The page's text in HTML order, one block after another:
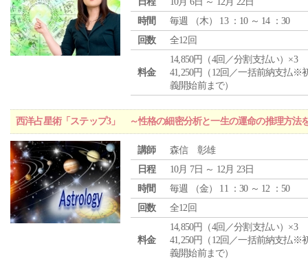
時間
毎週 （木） 13 ：10 ～ 14 ：30
回数
全12回
料金
14,850円（4回／分割支払い）×3
41,250円（12回／一括前納支払※
義開始前まで）
西洋占星術「ステップ3」 ～性格の細密分析と一生の運命の推理方法
講師
森信 彰雄
日程
10月 7日 ～ 12月 23日
時間
毎週 （金） 11 ：30 ～ 12 ：50
回数
全12回
料金
14,850円（4回／分割支払い）×3
41,250円（12回／一括前納支払※
義開始前まで）